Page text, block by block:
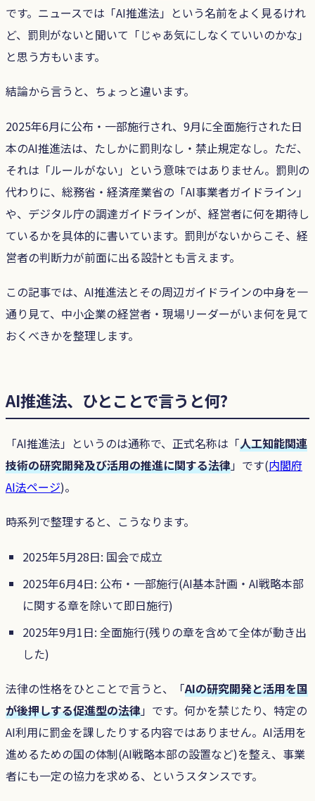
です。ニュースでは「AI推進法」という名前をよく見るけれ
ど、罰則がないと聞いて「じゃあ気にしなくていいのかな」
と思う方もいます。
結論から言うと、ちょっと違います。
2025年6月に公布・一部施行され、9月に全面施行された日
本のAI推進法は、たしかに罰則なし・禁止規定なし。ただ、
それは「ルールがない」という意味ではありません。罰則の
代わりに、総務省・経済産業省の「AI事業者ガイドライン」
や、デジタル庁の調達ガイドラインが、経営者に何を期待し
ているかを具体的に書いています。罰則がないからこそ、経
営者の判断力が前面に出る設計とも言えます。
この記事では、AI推進法とその周辺ガイドラインの中身を一
通り見て、中小企業の経営者・現場リーダーがいま何を見て
おくべきかを整理します。
AI推進法、ひとことで言うと何?
「AI推進法」というのは通称で、正式名称は「人工知能関連
技術の研究開発及び活用の推進に関する法律」です(内閣府
AI法ページ)。
時系列で整理すると、こうなります。
2025年5月28日: 国会で成立
2025年6月4日: 公布・一部施行(AI基本計画・AI戦略本部
に関する章を除いて即日施行)
2025年9月1日: 全面施行(残りの章を含めて全体が動き出
した)
法律の性格をひとことで言うと、「AIの研究開発と活用を国
が後押しする促進型の法律」です。何かを禁じたり、特定の
AI利用に罰金を課したりする内容ではありません。AI活用を
進めるための国の体制(AI戦略本部の設置など)を整え、事業
者にも一定の協力を求める、というスタンスです。